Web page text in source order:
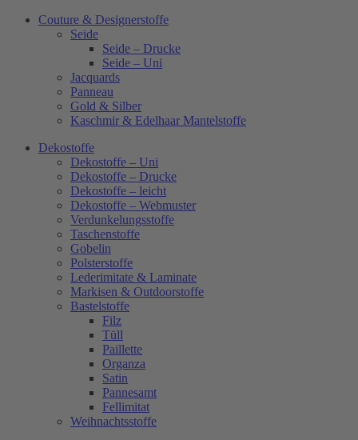
Couture & Designerstoffe
Seide
Seide – Drucke
Seide – Uni
Jacquards
Panneau
Gold & Silber
Kaschmir & Edelhaar Mantelstoffe
Dekostoffe
Dekostoffe – Uni
Dekostoffe – Drucke
Dekostoffe – leicht
Dekostoffe – Webmuster
Verdunkelungsstoffe
Taschenstoffe
Gobelin
Polsterstoffe
Lederimitate & Laminate
Markisen & Outdoorstoffe
Bastelstoffe
Filz
Tüll
Paillette
Organza
Satin
Pannesamt
Fellimitat
Weihnachtsstoffe